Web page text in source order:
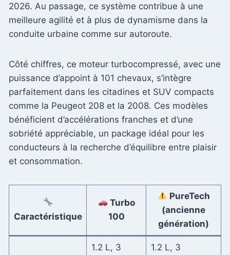
2026. Au passage, ce système contribue à une
meilleure agilité et à plus de dynamisme dans la
conduite urbaine comme sur autoroute.
Côté chiffres, ce moteur turbocompressé, avec une
puissance d’appoint à 101 chevaux, s’intègre
parfaitement dans les citadines et SUV compacts
comme la Peugeot 208 et la 2008. Ces modèles
bénéficient d’accélérations franches et d’une
sobriété appréciable, un package idéal pour les
conducteurs à la recherche d’équilibre entre plaisir
et consommation.
Caractéristique
Turbo
100
PureTech
(ancienne
génération)
1.2 L, 3
1.2 L, 3